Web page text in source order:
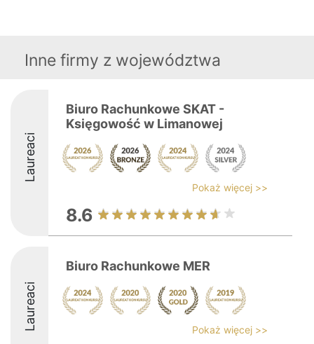
Inne firmy z województwa
Laureaci
Biuro Rachunkowe SKAT -
Księgowość w Limanowej
Pokaż więcej >>
8.6
Laureaci
Biuro Rachunkowe MER
Pokaż więcej >>